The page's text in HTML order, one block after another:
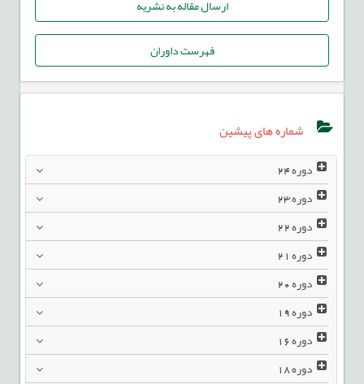
ارسال مقاله به نشریه
فهرست داوران
شماره های پیشین
دوره24
دوره23
دوره22
دوره21
دوره20
دوره19
دوره16
دوره18